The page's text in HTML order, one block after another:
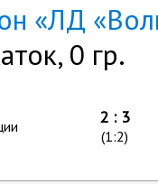
«ЛД
0 гр.
2 : 3
(1:2)